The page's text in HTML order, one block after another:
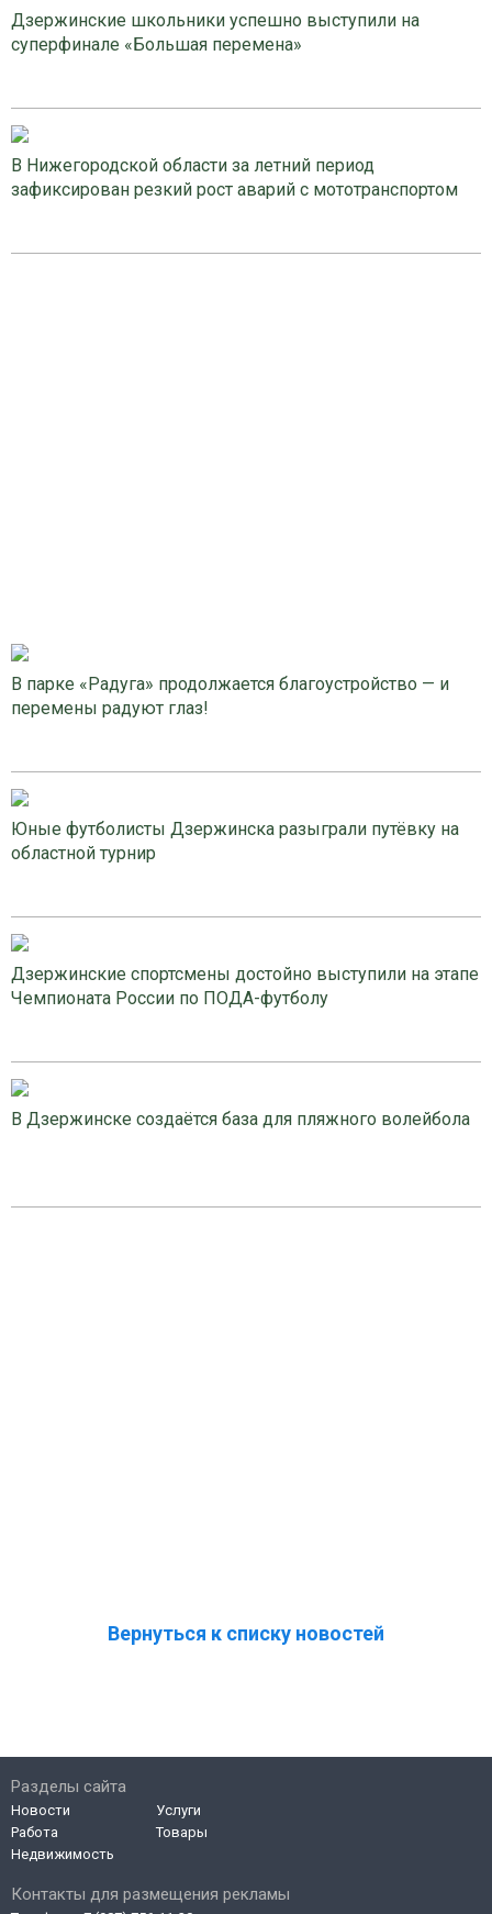
Дзержинские школьники успешно выступили на
суперфинале «Большая перемена»
В Нижегородской области за летний период
зафиксирован резкий рост аварий с мототранспортом
В парке «Радуга» продолжается благоустройство — и
перемены радуют глаз!
Юные футболисты Дзержинска разыграли путёвку на
областной турнир
Дзержинские спортсмены достойно выступили на этапе
Чемпионата России по ПОДА-футболу
В Дзержинске создаётся база для пляжного волейбола
Вернуться к списку новостей
Контакты для размещения рекламы
Разделы сайта
Новости
Работа
Недвижимость
Услуги
Товары